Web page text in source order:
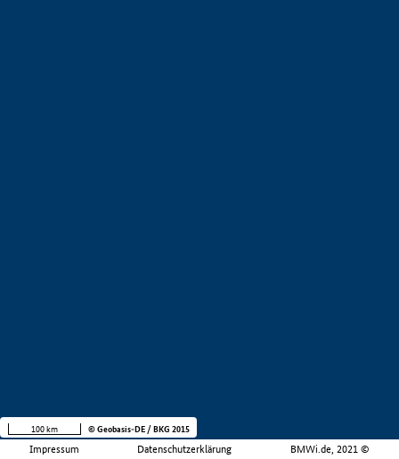
Impressum Datenschutzerklärung BMWi.de, 2021 ©
100 km © Geobasis-DE / BKG 2015